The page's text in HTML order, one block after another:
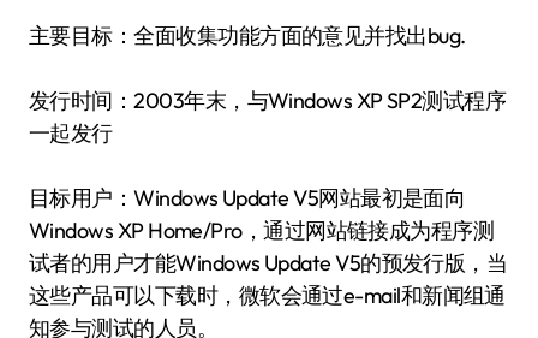
主要目标：全面收集功能方面的意见并找出bug.
发行时间：2003年末，与Windows XP SP2测试程序
一起发行
目标用户：Windows Update V5网站最初是面向
Windows XP Home/Pro，通过网站链接成为程序测
试者的用户才能Windows Update V5的预发行版，当
这些产品可以下载时，微软会通过e-mail和新闻组通
知参与测试的人员。